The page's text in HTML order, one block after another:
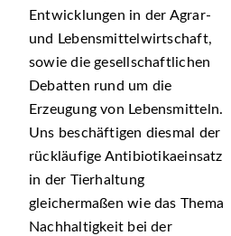
Entwicklungen in der Agrar-
und Lebensmittelwirtschaft,
sowie die gesellschaftlichen
Debatten rund um die
Erzeugung von Lebensmitteln.
Uns beschäftigen diesmal der
rückläufige Antibiotikaeinsatz
in der Tierhaltung
gleichermaßen wie das Thema
Nachhaltigkeit bei der